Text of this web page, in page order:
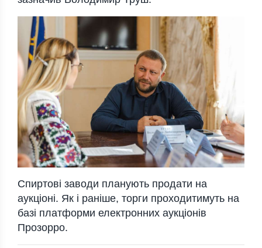
Спиртові заводи планують продати на
аукціоні. Як і раніше, торги проходитимуть на
базі платформи електронних аукціонів
Прозорро.